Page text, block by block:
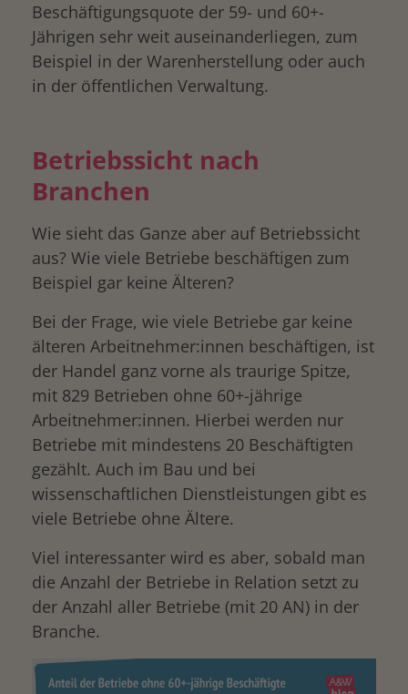
Beschäftigungsquote der 59- und 60+-
Jährigen sehr weit auseinanderliegen, zum
Beispiel in der Warenherstellung oder auch
in der öffentlichen Verwaltung.
Betriebssicht nach
Branchen
Wie sieht das Ganze aber auf Betriebssicht
aus? Wie viele Betriebe beschäftigen zum
Beispiel gar keine Älteren?
Bei der Frage, wie viele Betriebe gar keine
älteren Arbeitnehmer:innen beschäftigen, ist
der Handel ganz vorne als traurige Spitze,
mit 829 Betrieben ohne 60+-jährige
Arbeitnehmer:innen. Hierbei werden nur
Betriebe mit mindestens 20 Beschäftigten
gezählt. Auch im Bau und bei
wissenschaftlichen Dienstleistungen gibt es
viele Betriebe ohne Ältere.
Viel interessanter wird es aber, sobald man
die Anzahl der Betriebe in Relation setzt zu
der Anzahl aller Betriebe (mit 20 AN) in der
Branche.